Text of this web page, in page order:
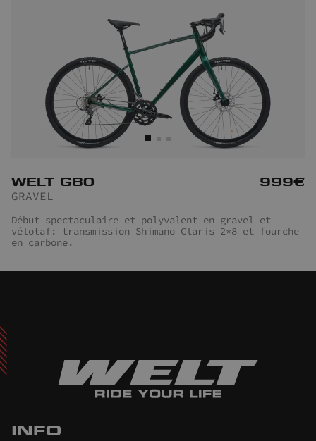
WELT G80
GRAVEL
999€
Début spectaculaire et polyvalent en gravel et
vélotaf: transmission Shimano Claris 2*8 et fourche
en carbone.
INFO